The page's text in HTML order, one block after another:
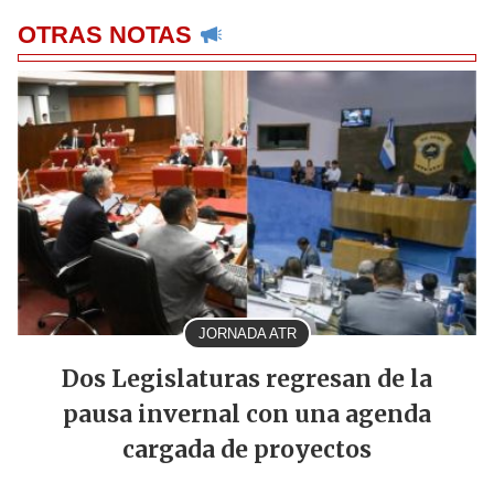
OTRAS NOTAS
JORNADA ATR
Dos Legislaturas regresan de la
pausa invernal con una agenda
cargada de proyectos